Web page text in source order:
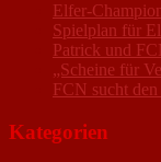
Elfer-
Spielplan für
Patrick und
„Scheine für
FCN sucht
Kategorien